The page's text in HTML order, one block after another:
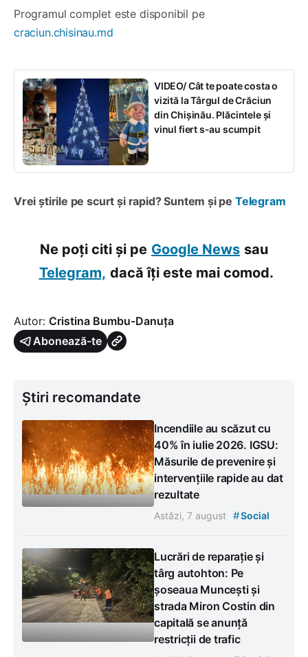
Programul complet este disponibil pe
craciun.chisinau.md
VIDEO/ Cât te poate costa o
vizită la Târgul de Crăciun
din Chișinău. Plăcintele și
vinul fiert s-au scumpit
Vrei știrile pe scurt și rapid? Suntem și pe Telegram
Ne poți citi și pe Google News sau
Telegram, dacă îți este mai comod.
Autor: Cristina Bumbu-Danuța
Abonează-te
Știri recomandate
Incendiile au scăzut cu
40% în iulie 2026. IGSU:
Măsurile de prevenire și
intervențiile rapide au dat
rezultate
Astăzi, 7 august #Social
Lucrări de reparație și
târg autohton: Pe
șoseaua Muncești și
strada Miron Costin din
capitală se anunță
restricții de trafic